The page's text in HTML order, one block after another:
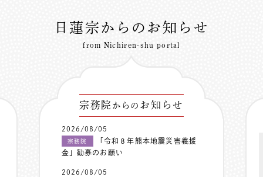
日蓮宗からのお知らせ
from Nichiren-shu portal
宗務院 からの お知らせ
2026/08/05
宗務院
「令和８年熊本地震災害義援
金」勧募のお願い
2026/08/05